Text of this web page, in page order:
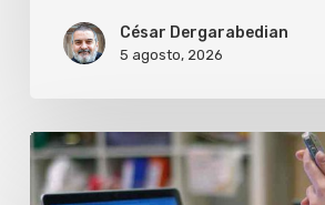
César Dergarabedian
5 agosto, 2026
Una
inteligencia